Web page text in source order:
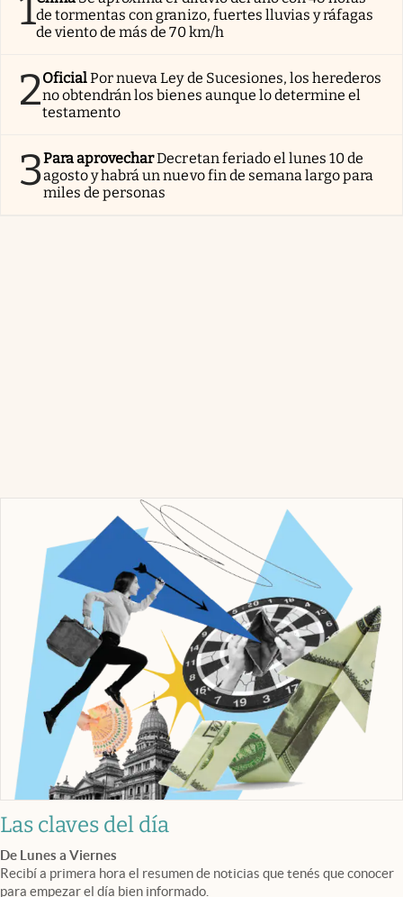
de tormentas con granizo, fuertes lluvias y ráfagas
de viento de más de 70 km/h
2OficialPor nueva Ley de Sucesiones, los herederos
no obtendrán los bienes aunque lo determine el
testamento
3Para aprovecharDecretan feriado el lunes 10 de
agosto y habrá un nuevo fin de semana largo para
miles de personas
Las claves del día
De Lunes a Viernes
Recibí a primera hora el resumen de noticias que tenés que conocer
para empezar el día bien informado.